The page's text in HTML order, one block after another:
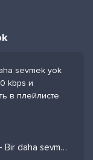
sevmek yok
kbps и
в плейлисте
Слушать песню ACIOĞLU-AI - Bir daha sevmek yok и добавить в избранных